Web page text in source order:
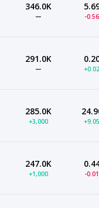
346.0K
— -
291.0K
—
285.0K
+3,000
247.0K
+1,000 -